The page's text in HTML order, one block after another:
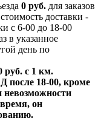
0 руб. для заказов
доставки -
с 6-00 до 18-00
в указанное
день по
руб. с 1 км.
после 18-00, кроме
он